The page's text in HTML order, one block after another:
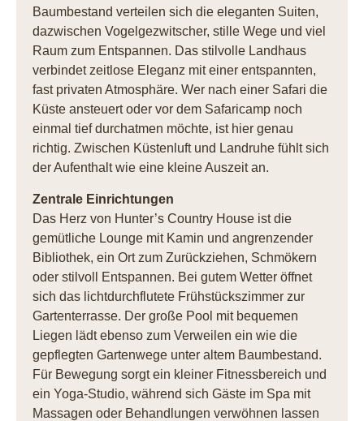
Baumbestand verteilen sich die eleganten Suiten,
dazwischen Vogelgezwitscher, stille Wege und viel
Raum zum Entspannen. Das stilvolle Landhaus
verbindet zeitlose Eleganz mit einer entspannten,
fast privaten Atmosphäre. Wer nach einer Safari die
Küste ansteuert oder vor dem Safaricamp noch
einmal tief durchatmen möchte, ist hier genau
richtig. Zwischen Küstenluft und Landruhe fühlt sich
der Aufenthalt wie eine kleine Auszeit an.
Zentrale Einrichtungen
Das Herz von Hunter’s Country House ist die
gemütliche Lounge mit Kamin und angrenzender
Bibliothek, ein Ort zum Zurückziehen, Schmökern
oder stilvoll Entspannen. Bei gutem Wetter öffnet
sich das lichtdurchflutete Frühstückszimmer zur
Gartenterrasse. Der große Pool mit bequemen
Liegen lädt ebenso zum Verweilen ein wie die
gepflegten Gartenwege unter altem Baumbestand.
Für Bewegung sorgt ein kleiner Fitnessbereich und
ein Yoga-Studio, während sich Gäste im Spa mit
Massagen oder Behandlungen verwöhnen lassen